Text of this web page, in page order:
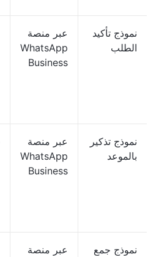
نموذج تأكيد
الطلب
عبر منصة
WhatsApp
Business
نموذج تذكير
بالموعد
عبر منصة
WhatsApp
Business
نموذج جمع
عبر منصة